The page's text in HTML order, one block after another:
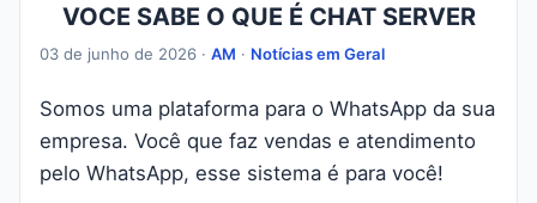
VOCE SABE O QUE É CHAT SERVER
03 de junho de 2026 · AM · Notícias em Geral
Somos uma plataforma para o WhatsApp da sua
empresa. Você que faz vendas e atendimento
pelo WhatsApp, esse sistema é para você!